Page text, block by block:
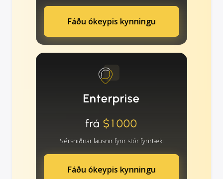
Fáðu ókeypis kynningu
Enterprise
frá $1000
Sérsniðnar lausnir fyrir stór fyrirtæki
Fáðu ókeypis kynningu